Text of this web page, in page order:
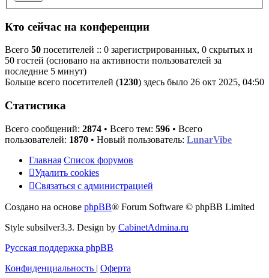
Кто сейчас на конференции
Всего 50 посетителей :: 0 зарегистрированных, 0 скрытых и
50 гостей (основано на активности пользователей за
последние 5 минут)
Больше всего посетителей (1230) здесь было 26 окт 2025, 04:50
Статистика
Всего сообщений: 2874 • Всего тем: 596 • Всего
пользователей: 1870 • Новый пользователь: LunarVibe
Главная Список форумов
Удалить cookies
Связаться
администрацией
Связаться с администрацией
Создано на основе phpBB® Forum Software © phpBB Limited
Style subsilver3.3. Design by CabinetAdmina.ru
Русская поддержка phpBB
Конфиденциальность | Оферта